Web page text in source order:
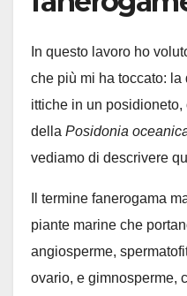
In questo lavoro ho
che più mi ha toccato:
ittiche in un
della Posidonia
vediamo di descrivere
Il termine fanerogama
piante marine che
angiosperme,
ovario, e gimnosperme,